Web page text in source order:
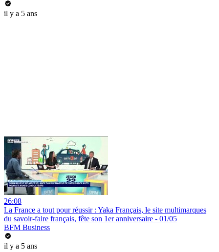
il y a 5 ans
26:08
La France a tout pour réussir : Yaka Français, le site multimarques
du savoir-faire français, fête son 1er anniversaire - 01/05
BFM Business
il y a 5 ans